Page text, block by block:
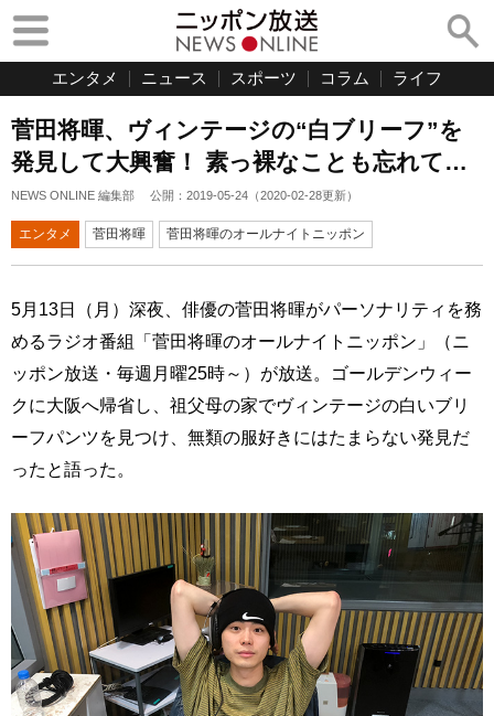
エンタメ ニュース スポーツ コラム ライフ
菅田将暉、ヴィンテージの“白ブリーフ”を
発見して大興奮！ 素っ裸なことも忘れて…
NEWS ONLINE 編集部 公開： 2019-05-24 （2020-02-28更新）
エンタメ 菅田将暉 菅田将暉のオールナイトニッポン
5月13日（月）深夜、俳優の菅田将暉がパーソナリティを務
めるラジオ番組「菅田将暉のオールナイトニッポン」（ニ
ッポン放送・毎週月曜25時～）が放送。ゴールデンウィー
クに大阪へ帰省し、祖父母の家でヴィンテージの白いブリ
ーフパンツを見つけ、無類の服好きにはたまらない発見だ
ったと語った。